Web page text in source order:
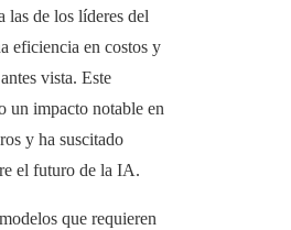
las de los líderes del
eficiencia en costos y
vista. Este
un impacto notable en
y ha suscitado
el futuro de la IA.
que requieren